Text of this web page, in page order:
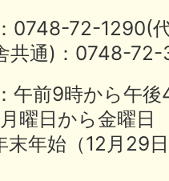
：0748-72-
共通)：0748-
午前9時から午
曜日から金曜日
末年始（12月29